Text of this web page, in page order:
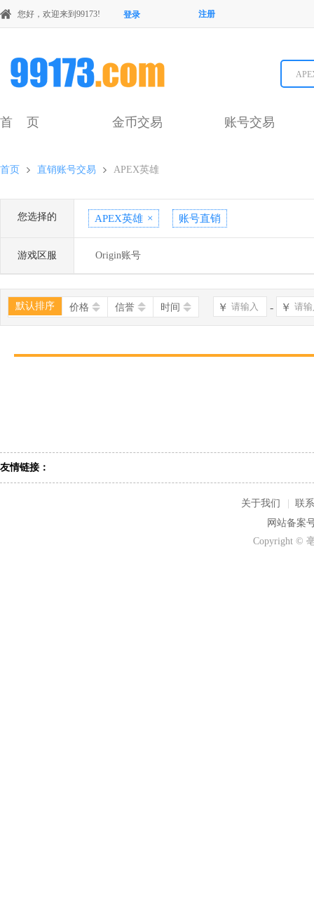
您好，欢迎来到99173! 登录 注册
首 页 金币交易 账号交易
首页 直销账号交易 APEX英雄
您选择的 APEX英雄 × 账号直销
游戏区服 Origin账号
默认排序 价格 信誉 时间 ￥ - ￥
友情链接：
关于我们
联
网站备案
Copyright ©